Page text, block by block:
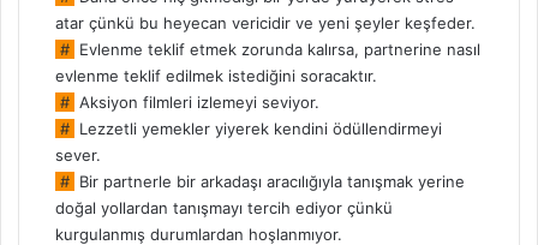
atar çünkü bu heyecan vericidir ve yeni şeyler keşfeder.
# Evlenme teklif etmek zorunda kalırsa, partnerine nasıl
evlenme teklif edilmek istediğini soracaktır.
# Aksiyon filmleri izlemeyi seviyor.
# Lezzetli yemekler yiyerek kendini ödüllendirmeyi
sever.
# Bir partnerle bir arkadaşı aracılığıyla tanışmak yerine
doğal yollardan tanışmayı tercih ediyor çünkü
kurgulanmış durumlardan hoşlanmıyor.